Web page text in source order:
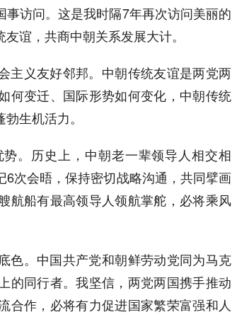
访问。这是我时隔7年再次访问美丽的
谊，共商中朝关系发展大计。
义友好邻邦。中朝传统友谊是两党两
何变迁、国际形势如何变化，中朝传统
生机活力。
。历史上，中朝老一辈领导人相交相
次会晤，保持密切战略沟通，共同擘画
航船有最高领导人领航掌舵，必将乘风
。中国共产党和朝鲜劳动党同为马克
的同行者。我坚信，两党两国携手推动
合作，必将有力促进国家繁荣富强和人